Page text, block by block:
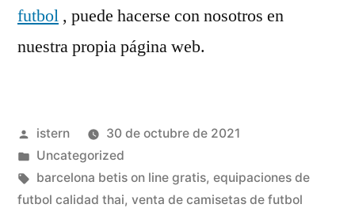
futbol , puede hacerse con nosotros en
nuestra propia página web.
Publicado
por
istern
30 de octubre de 2021
Publicado
en
Uncategorized
Etiquetas:
barcelona betis on line gratis, equipaciones de
futbol calidad thai, venta de camisetas de futbol